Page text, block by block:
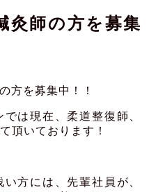
灸師の方を募集
は現在、柔道整復師、
頂いております！
方には、先輩社員が、